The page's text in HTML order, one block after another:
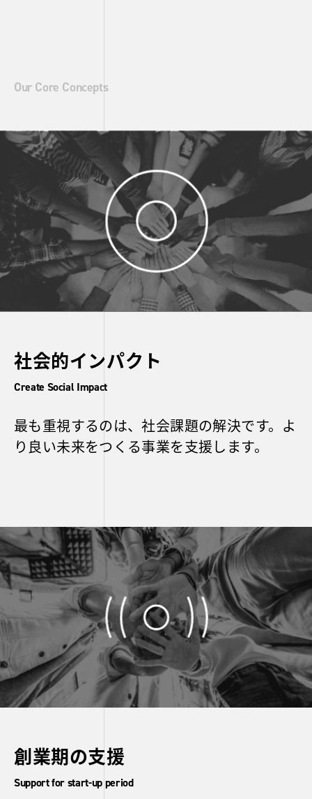
Our Core Concepts
社会的インパクト
Create Social Impact
最も重視するのは、社会課題の解決です。よ
り良い未来をつくる事業を支援します。
創業期の支援
Support for start-up period